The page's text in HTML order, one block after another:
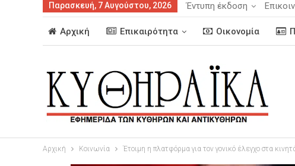
Παρασκευή, 7 Αυγούστου, 2026 Έντυπη έκδοση
Αρχική Επικαιρότητα Οικονομία
Αρχική Κοινωνία Έτοιμη η πλατφόρμα για τον γονικό έλεγχο στα